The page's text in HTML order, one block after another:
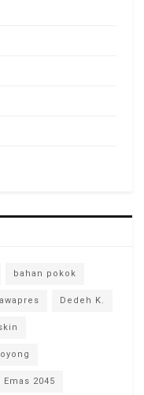
bahan pokok
Dedeh K.
Emas 2045